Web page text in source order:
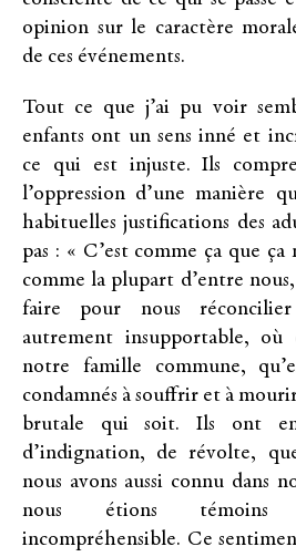
opinion sur le caractère
de ces événements.
Tout ce que j’ai pu voir
enfants ont un sens inné et
ce qui est injuste. Ils
l’oppression d’une manière
habituelles justifications des
pas : « C’est comme ça que
comme la plupart d’entre
faire pour nous
autrement insupportable, où
notre famille commune,
condamnés à souffrir et à
brutale qui soit. Ils ont
d’indignation, de révolte,
nous avons aussi connu dans
nous étions témoins
incompréhensible. Ce